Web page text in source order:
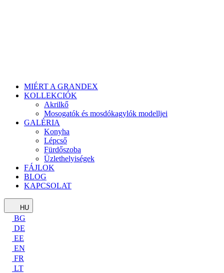
MIÉRT A GRANDEX
KOLLEKCIÓK
Akrilkő
Mosogatók és mosdókagylók modelljei
GALÉRIA
Konyha
Lépcső
Fürdőszoba
Üzlethelyiségek
FÁJLOK
BLOG
KAPCSOLAT
HU
BG
DE
EE
EN
FR
LT